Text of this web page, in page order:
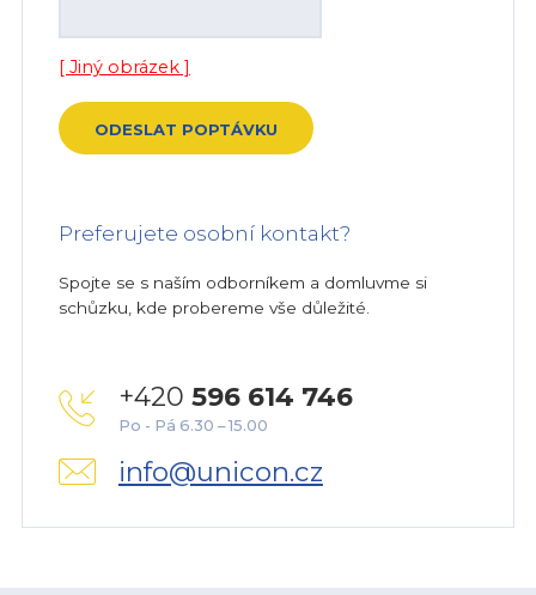
[ Jiný obrázek ]
Preferujete osobní kontakt?
Spojte se s naším odborníkem a domluvme si
schůzku, kde probereme vše důležité.
+420 596 614 746
Po - Pá 6.30 – 15.00
info@unicon.cz